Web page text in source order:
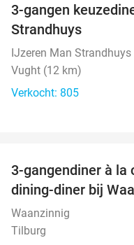
3-gangen
Strandhuys
IJzeren Man Strandhuys
Vught (12 km)
Verkocht: 805
3-gangendiner à la
dining-diner bij
Waanzinnig
Tilburg